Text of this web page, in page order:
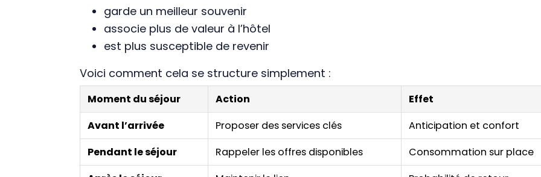
garde un meilleur souvenir
associe plus de valeur à l’hôtel
est plus susceptible de revenir
Voici comment cela se structure simplement :
Moment du séjour Action
Effet
Avant l’arrivée
Proposer des services clés
Anticipation et confort
Pendant le séjour
Rappeler les offres disponibles
Consommation sur place